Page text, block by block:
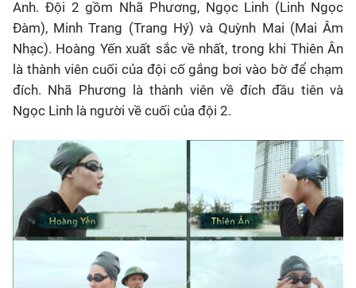
Anh. Đội 2 gồm Nhã Phương, Ngọc Linh (Linh Ngọc
Đàm), Minh Trang (Trang Hý) và Quỳnh Mai (Mai Âm
Nhạc). Hoàng Yến xuất sắc về nhất, trong khi Thiên Ân
là thành viên cuối của đội cố gắng bơi vào bờ để chạm
đích. Nhã Phương là thành viên về đích đầu tiên và
Ngọc Linh là người về cuối của đội 2.